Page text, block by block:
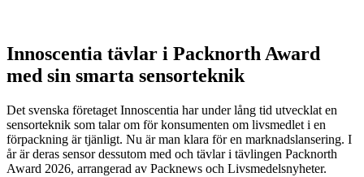
Innoscentia tävlar i Packnorth Award
med sin smarta sensorteknik
Det svenska företaget Innoscentia har under lång tid utvecklat en
sensorteknik som talar om för konsumenten om livsmedlet i en
förpackning är tjänligt. Nu är man klara för en marknadslansering. I
år är deras sensor dessutom med och tävlar i tävlingen Packnorth
Award 2026, arrangerad av Packnews och Livsmedelsnyheter.